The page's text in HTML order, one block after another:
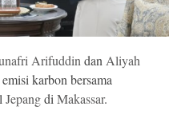
ArifuddindanAliyah
karbon bersama
JepangdiMakassar.